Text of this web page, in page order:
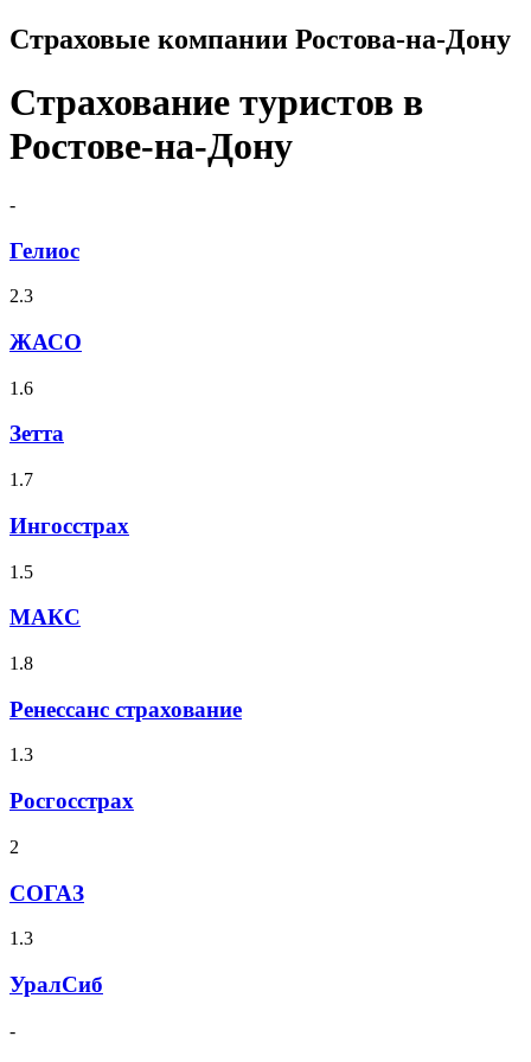
Страховые компании Ростова-на-Дону
Страхование туристов в
Ростове-на-Дону
-
Гелиос
2.3
ЖАСО
1.6
Зетта
1.7
Ингосстрах
1.5
МАКС
1.8
Ренессанс страхование
1.3
Росгосстрах
2
СОГАЗ
1.3
УралСиб
-